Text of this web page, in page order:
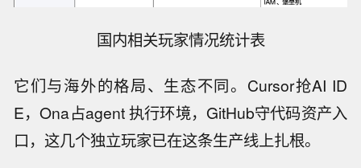
国内相关玩家情况统计表
它们与海外的格局、生态不同。Cursor抢AI ID
E，Ona占agent 执行环境，GitHub守代码资产入
口，这几个独立玩家已在这条生产线上扎根。